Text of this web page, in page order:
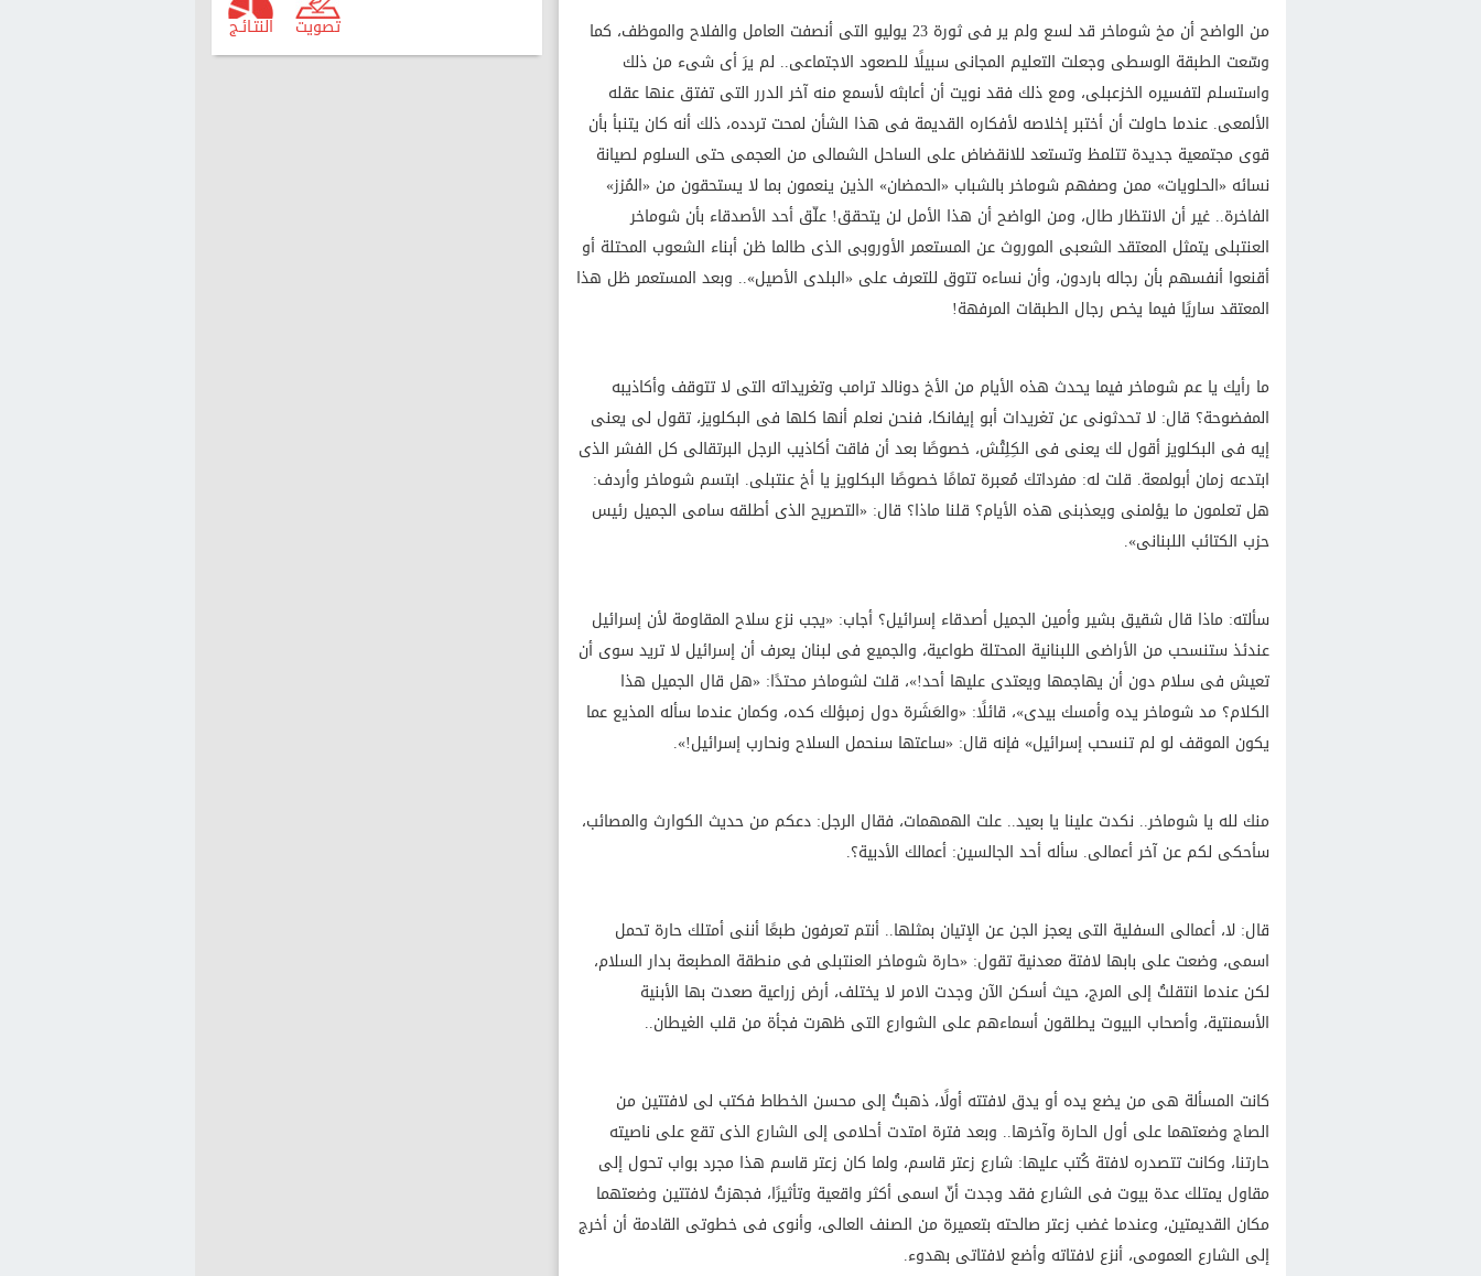
النتـائـج تصويت
من الواضح أن مخ شوماخر قد لسع ولم ير فى ثورة 23 يوليو التى أنصفت العامل والفلاح والموظف، كما
وسّعت الطبقة الوسطى وجعلت التعليم المجانى سبيلًا للصعود الاجتماعى.. لم يرَ أى شىء من ذلك
واستسلم لتفسيره الخزعبلى، ومع ذلك فقد نويت أن أعابثه لأسمع منه آخر الدرر التى تفتق عنها عقله
الألمعى. عندما حاولت أن أختبر إخلاصه لأفكاره القديمة فى هذا الشأن لمحت تردده، ذلك أنه كان يتنبأ بأن
قوى مجتمعية جديدة تتلمظ وتستعد للانقضاض على الساحل الشمالى من العجمى حتى السلوم لصيانة
نسائه «الحلويات» ممن وصفهم شوماخر بالشباب «الحمضان» الذين ينعمون بما لا يستحقون من «المُزز»
الفاخرة.. غير أن الانتظار طال، ومن الواضح أن هذا الأمل لن يتحقق! علّق أحد الأصدقاء بأن شوماخر
العنتبلى يتمثل المعتقد الشعبى الموروث عن المستعمر الأوروبى الذى طالما ظن أبناء الشعوب المحتلة أو
أقنعوا أنفسهم بأن رجاله باردون، وأن نساءه تتوق للتعرف على «البلدى الأصيل».. وبعد المستعمر ظل هذا
المعتقد ساريًا فيما يخص رجال الطبقات المرفهة!
ما رأيك يا عم شوماخر فيما يحدث هذه الأيام من الأخ دونالد ترامب وتغريداته التى لا تتوقف وأكاذيبه
المفضوحة؟ قال: لا تحدثونى عن تغريدات أبو إيفانكا، فنحن نعلم أنها كلها فى البكلويز، تقول لى يعنى
إيه فى البكلويز أقول لك يعنى فى الكِلِتْش، خصوصًا بعد أن فاقت أكاذيب الرجل البرتقالى كل الفشر الذى
ابتدعه زمان أبولمعة. قلت له: مفرداتك مُعبرة تمامًا خصوصًا البكلويز يا أخ عنتبلى. ابتسم شوماخر وأردف:
هل تعلمون ما يؤلمنى ويعذبنى هذه الأيام؟ قلنا ماذا؟ قال: «التصريح الذى أطلقه سامى الجميل رئيس
حزب الكتائب اللبنانى».
سألته: ماذا قال شقيق بشير وأمين الجميل أصدقاء إسرائيل؟ أجاب: «يجب نزع سلاح المقاومة لأن إسرائيل
عندئذ ستنسحب من الأراضى اللبنانية المحتلة طواعية، والجميع فى لبنان يعرف أن إسرائيل لا تريد سوى أن
تعيش فى سلام دون أن يهاجمها ويعتدى عليها أحد!»، قلت لشوماخر محتدًا: «هل قال الجميل هذا
الكلام؟ مد شوماخر يده وأمسك بيدى»، قائلًا: «والعَشَرة دول زمبؤلك كده، وكمان عندما سأله المذيع عما
يكون الموقف لو لم تنسحب إسرائيل» فإنه قال: «ساعتها سنحمل السلاح ونحارب إسرائيل!».
منك لله يا شوماخر.. نكدت علينا يا بعيد.. علت الهمهمات، فقال الرجل: دعكم من حديث الكوارث والمصائب،
سأحكى لكم عن آخر أعمالى. سأله أحد الجالسين: أعمالك الأدبية؟.
قال: لا، أعمالى السفلية التى يعجز الجن عن الإتيان بمثلها.. أنتم تعرفون طبعًا أننى أمتلك حارة تحمل
اسمى، وضعت على بابها لافتة معدنية تقول: «حارة شوماخر العنتبلى فى منطقة المطبعة بدار السلام،
لكن عندما انتقلتُ إلى المرج، حيث أسكن الآن وجدت الامر لا يختلف، أرض زراعية صعدت بها الأبنية
الأسمنتية، وأصحاب البيوت يطلقون أسماءهم على الشوارع التى ظهرت فجأة من قلب الغيطان..
كانت المسألة هى من يضع يده أو يدق لافتته أولًا، ذهبتُ إلى محسن الخطاط فكتب لى لافتتين من
الصاج وضعتهما على أول الحارة وآخرها.. وبعد فترة امتدت أحلامى إلى الشارع الذى تقع على ناصيته
حارتنا، وكانت تتصدره لافتة كُتب عليها: شارع زعتر قاسم، ولما كان زعتر قاسم هذا مجرد بواب تحول إلى
مقاول يمتلك عدة بيوت فى الشارع فقد وجدت أنّ اسمى أكثر واقعية وتأثيرًا، فجهزتُ لافتتين وضعتهما
مكان القديمتين، وعندما غضب زعتر صالحته بتعميرة من الصنف العالى، وأنوى فى خطوتى القادمة أن أخرج
إلى الشارع العمومى، أنزع لافتاته وأضع لافتاتى بهدوء.